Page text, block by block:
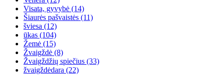
Visata, gyvybė (14)
Šiaurės pašvaistės (11)
šviesa (12)
ūkas (104)
Žemė (15)
Žvaigždė (8)
Žvaigždžių spiečius (33)
žvaigždėdara (22)